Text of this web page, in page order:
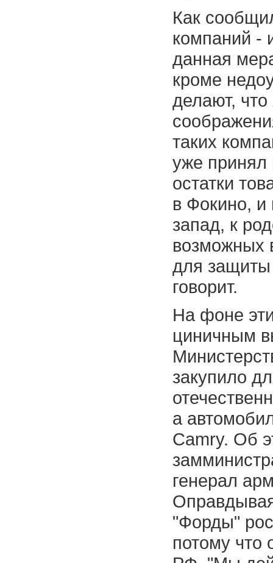
Как
компаний -
данная
кроме
делают, что
таких
уже
остатки
в Фокино, и
запад, к
возможных
для защиты
говорит.
На фоне
циничным
закупило
а
Camry. Об
генерал
"Форды"
потому что